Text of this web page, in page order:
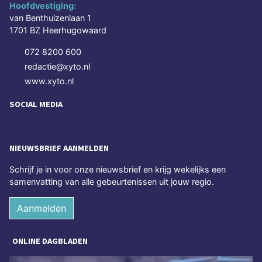
Hoofdvestiging:
van Benthuizenlaan 1
1701 BZ Heerhugowaard
072 8200 600
redactie@xyto.nl
www.xyto.nl
SOCIAL MEDIA
NIEUWSBRIEF AANMELDEN
Schrijf je in voor onze nieuwsbrief en krijg wekelijks een
samenvatting van alle gebeurtenissen uit jouw regio.
Aanmelden
ONLINE DAGBLADEN